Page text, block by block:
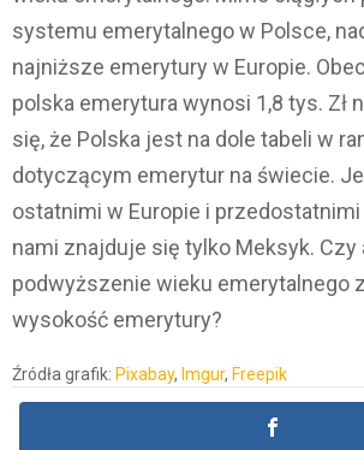
systemu emerytalnego w Polsce,
najniższe emerytury w Europie.
polska emerytura wynosi 1,8 tys. Zł
się, że Polska jest na dole tabeli w
dotyczącym emerytur na świecie.
ostatnimi w Europie i przedostatnimi
nami znajduje się tylko Meksyk. Czy
podwyższenie wieku emerytalnego
wysokość emerytury?
Źródła grafik: Pixabay, Imgur, Freepik